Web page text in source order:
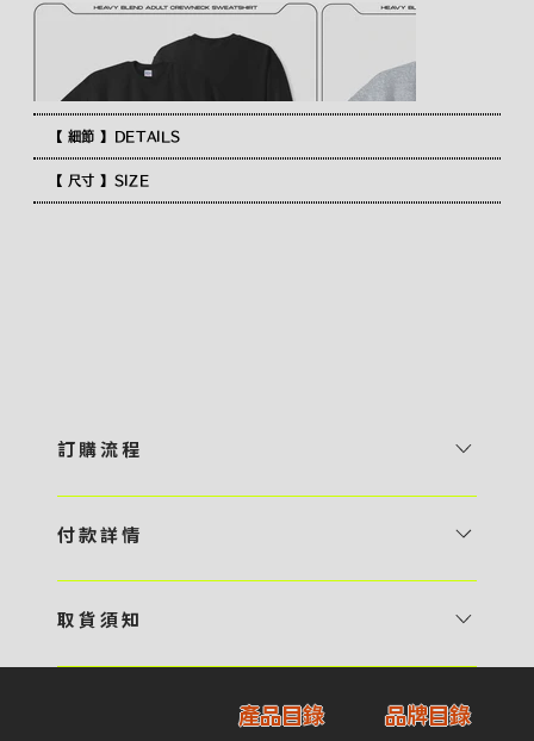
【 細節 】DETAILS
【 尺寸 】SIZE
訂 購 流 程
預 約 〉，參看官網上的商品目錄和作品照片去選擇心儀的款式，同時可
報價 貴客可透過電郵方式或 WhatsApp 平台提交定製資料，4AM 團
相關價目，貴客最終確認後將獲取正式完整單據，請安排繳付貨款訂金以
啟動貨品製作 4 / 商品印製 訂金核實後，4AM 團隊將隨即開始製作 5
付 款 詳 情
・ Payme ・ 現金機入數 ・ 銀行櫃檯入數 ・ ATM自動櫃員機轉帳 ・
交易單據。如貴客欲更改電郵地址，請與 4AM 團隊聯絡 - 貴客的付款
記錄可透過電郵 或 WhatsApp平台（ 請註明訂單編號 ）交予4AM 團
取 貨 須 知
請與4AM團隊職員聯絡預約取貨時間｜​ ・ GoGoVan ｜即日完成配送
服務｜運費由貴客現金支付司機｜ ・ 順豐速運 ｜貨件運送需要多於2－
產品目錄 品牌目錄